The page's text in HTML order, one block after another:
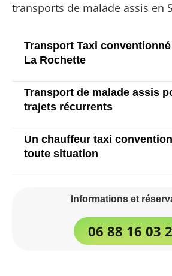
transports de malade assis en
Transport Taxi
La Rochette
Transport de malade assis
trajets récurrents
Un chauffeur taxi
toute situation
Informations et
06 88 16 03